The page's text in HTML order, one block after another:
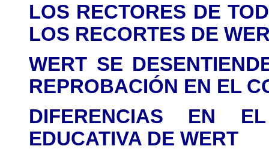
LOS RECTORES DE
LOS RECORTES DE
WERT SE
REPROBACIÓN EN EL
DIFERENCIAS EN
EDUCATIVA DE WERT